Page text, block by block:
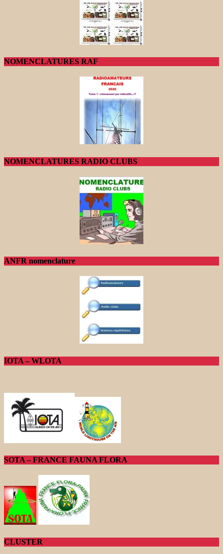
NOMENCLATURES RAF
NOMENCLATURES RADIO CLUBS
ANFR nomenclature
IOTA – WLOTA
SOTA – FRANCE FAUNA FLORA
CLUSTER